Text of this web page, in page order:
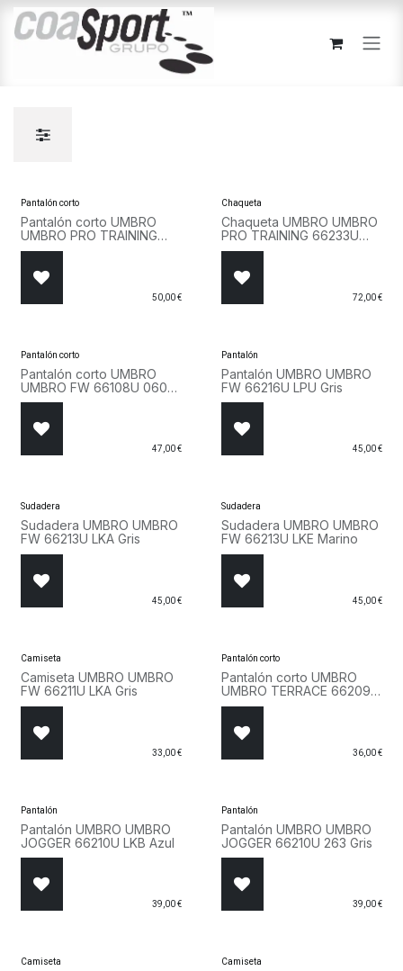
Ir al contenido
Pantalón corto
Pantalón corto UMBRO
UMBRO PRO TRAINING
66232U LL7 Azul
50,00€
Chaqueta
Chaqueta UMBRO UMBRO
PRO TRAINING 66233U
LL7 Azul
72,00€
Pantalón corto
Pantalón corto UMBRO
UMBRO FW 66108U 060
Negro
47,00€
Pantalón
Pantalón UMBRO UMBRO
FW 66216U LPU Gris
45,00€
Sudadera
Sudadera UMBRO UMBRO
FW 66213U LKA Gris
45,00€
Sudadera
Sudadera UMBRO UMBRO
FW 66213U LKE Marino
45,00€
Camiseta
Camiseta UMBRO UMBRO
FW 66211U LKA Gris
33,00€
Pantalón corto
Pantalón corto UMBRO
UMBRO TERRACE 66209U
263 Gris
36,00€
Pantalón
Pantalón UMBRO UMBRO
JOGGER 66210U LKB Azul
39,00€
Pantalón
Pantalón UMBRO UMBRO
JOGGER 66210U 263 Gris
39,00€
Camiseta Camiseta